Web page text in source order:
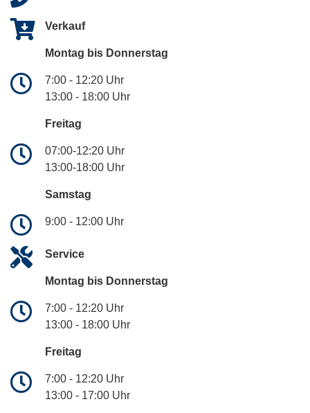
Verkauf
Montag bis Donnerstag
7:00 - 12:20 Uhr
13:00 - 18:00 Uhr
Freitag
07:00-12:20 Uhr
13:00-18:00 Uhr
Samstag
9:00 - 12:00 Uhr
Service
Montag bis Donnerstag
7:00 - 12:20 Uhr
13:00 - 18:00 Uhr
Freitag
7:00 - 12:20 Uhr
13:00 - 17:00 Uhr